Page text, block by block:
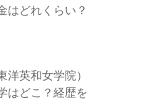
はどれくらい？
洋英和女学院）
はどこ？経歴を